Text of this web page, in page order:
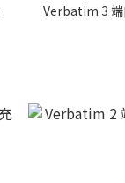
Verbatim 3 端